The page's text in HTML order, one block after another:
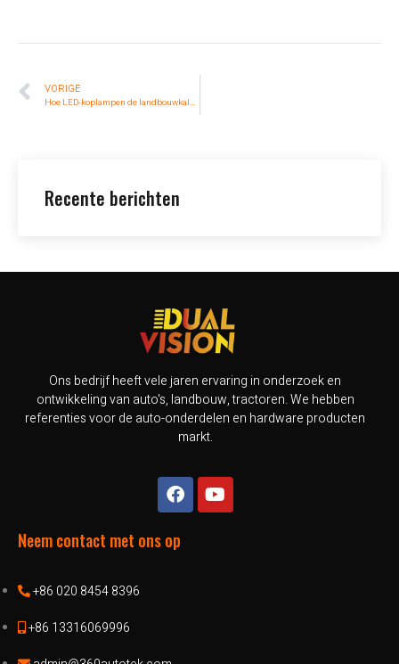
VORIGE
Hoe LED-koplampen de landbouwkalender verlengen
Recente berichten
Ons bedrijf heeft vele jaren ervaring in onderzoek en
ontwikkeling van auto's, landbouw, tractoren. We hebben
referenties voor de auto-onderdelen en hardware producten
markt.
Neem contact met ons op
+86 020 8454 8396
+86 13316069996